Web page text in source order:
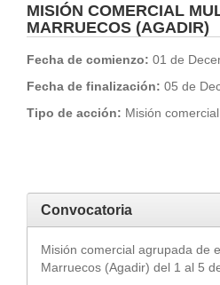
MISIÓN COMERCIAL
MARRUECOS (AGADIR)
Fecha de comienzo: 01 de
Fecha de finalización: 05 de
Tipo de acción: Misión
Convocatoria
Misión comercial agrupada de
Marruecos (Agadir) del 1 al 5